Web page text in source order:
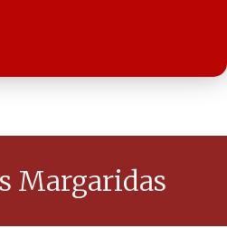
Margaridas